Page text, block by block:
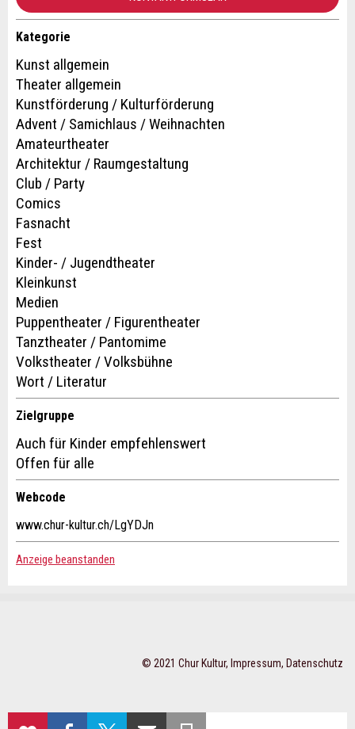
Nachricht
* Eingabe erforderlich
Zur Qualitätssicherung wird eine Kopie der E-Mail an
guidle übermittelt.
NACHRICHT SENDEN
Schliessen
* Eingabe erforderlich
Schliessen
Kontakt
Verfassen Sie eine Nachricht für die Kontaktpersonen dieser
Anzeige.
Adresse
Nachricht
NACHRICHT SENDEN
Kategorie
Kunst allgemein
Theater allgemein
Kunstförderung / Kulturförderung
Advent / Samichlaus / Weihnachten
Amateurtheater
Architektur / Raumgestaltung
Club / Party
Comics
Fasnacht
Fest
Kinder- / Jugendtheater
Kleinkunst
Medien
Puppentheater / Figurentheater
Tanztheater / Pantomime
Volkstheater / Volksbühne
Wort / Literatur
Zielgruppe
Auch für Kinder empfehlenswert
Offen für alle
Webcode
www.chur-kultur.ch/LgYDJn
Anzeige beanstanden
ZUR AUF PER E-MAIL
© 2021 Chur Kultur, Impressum, Datenschutz